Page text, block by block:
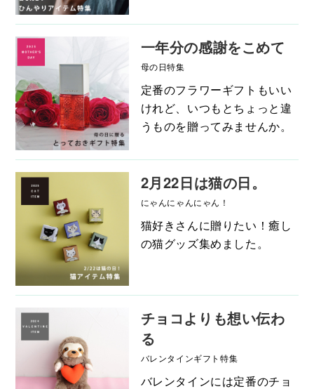
一年分の感謝をこめて
母の日特集
定番のフラワーギフトもいい
けれど、いつもとちょっと違
うものを贈ってみませんか。
2月22日は猫の日。
にゃんにゃんにゃん！
猫好きさんに贈りたい！癒し
の猫グッズ集めました。
チョコよりも想い伝わ
る
バレンタインギフト特集
バレンタインには定番のチョ